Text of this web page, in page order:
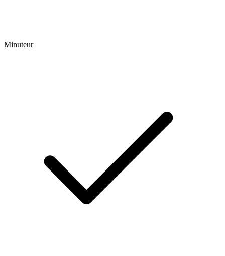
Minuteur